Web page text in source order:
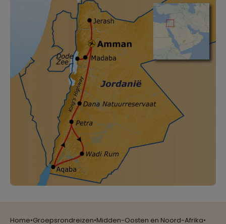
Home•Groepsrondreizen•Midden-Oosten en Noord-Afrika•
Reizen met oog voor mens, cultuur en milieu